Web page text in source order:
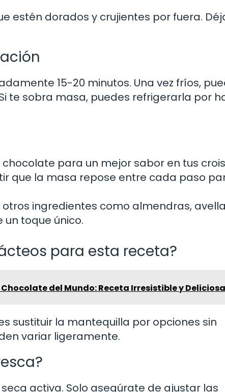
estén dorados y crujientes por fuera.
15-20 minutos. Una vez fríos,
te sobra masa, puedes refrigerarla por
chocolate para un mejor sabor en tus
que la masa repose entre cada paso
ingredientes como almendras,
toque único.
para esta receta?
del Mundo: Receta Irresistible y Deliciosa
sustituir la mantequilla por opciones sin
variar ligeramente.
activa. Solo asegúrate de ajustar las